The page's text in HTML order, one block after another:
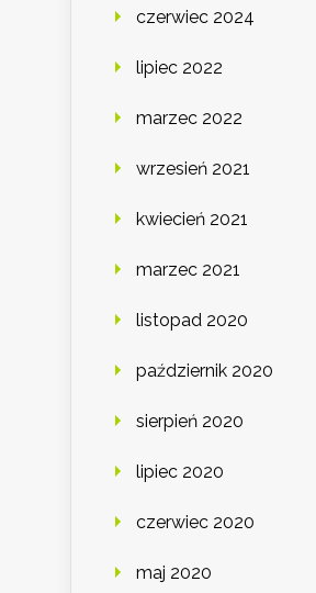
czerwiec 2024
lipiec 2022
marzec 2022
wrzesień 2021
kwiecień 2021
marzec 2021
listopad 2020
październik 2020
sierpień 2020
lipiec 2020
czerwiec 2020
maj 2020